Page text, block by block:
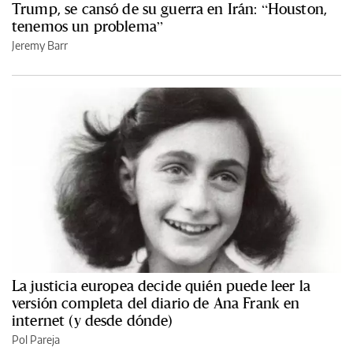
Trump, se cansó de su guerra en Irán: “Houston,
tenemos un problema”
Jeremy Barr
La justicia europea decide quién puede leer la
versión completa del diario de Ana Frank en
internet (y desde dónde)
Pol Pareja